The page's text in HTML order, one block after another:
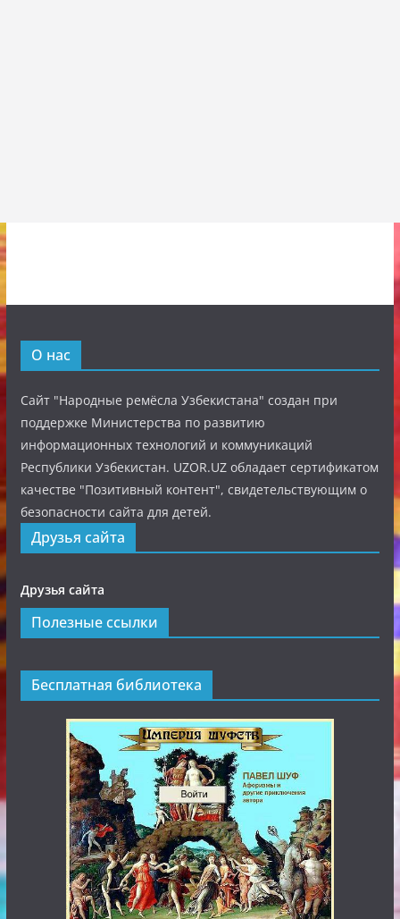
О нас
Сайт "Народные ремёсла Узбекистана" создан при
поддержке Министерства по развитию
информационных технологий и коммуникаций
Республики Узбекистан. UZOR.UZ обладает сертификатом
качестве "Позитивный контент", свидетельствующим о
безопасности сайта для детей.
Друзья сайта
Друзья сайта
Полезные ссылки
Бесплатная библиотека